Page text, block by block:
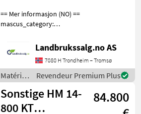
du bois /
Sonstige
== Mer informasjon (NO) ==
mascus_category:
provide reference number
upon request: 5716 See
en.landbrukssalg.no/5716
for more images Spe
Landbrukssalg.no AS
7080 H Trondheim – Tromsø
Matériels
forestiers
et
matériels
Revendeur Premium Plus
Sonstige HM 14-
800 KT
84.800